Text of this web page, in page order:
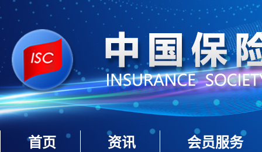
首页 资讯 会员服务